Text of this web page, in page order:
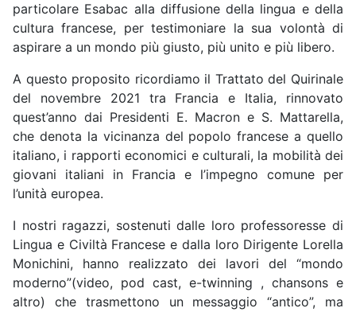
particolare Esabac alla diffusione della lingua e della
cultura francese, per testimoniare la sua volontà di
aspirare a un mondo più giusto, più unito e più libero.
A questo proposito ricordiamo il Trattato del Quirinale
del novembre 2021 tra Francia e Italia, rinnovato
quest’anno dai Presidenti E. Macron e S. Mattarella,
che denota la vicinanza del popolo francese a quello
italiano, i rapporti economici e culturali, la mobilità dei
giovani italiani in Francia e l’impegno comune per
l’unità europea.
I nostri ragazzi, sostenuti dalle loro professoresse di
Lingua e Civiltà Francese e dalla loro Dirigente Lorella
Monichini, hanno realizzato dei lavori del “mondo
moderno”(video, pod cast, e-twinning , chansons e
altro) che trasmettono un messaggio “antico”, ma